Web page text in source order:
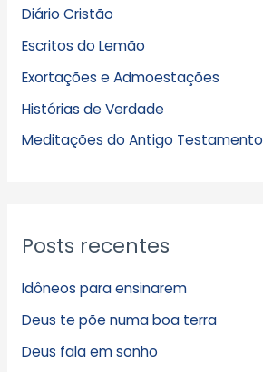
Diário Cristão
Escritos do Lemão
Exortações e Admoestações
Histórias de Verdade
Meditações do Antigo Testamento
Posts recentes
Idôneos para ensinarem
Deus te põe numa boa terra
Deus fala em sonho
i
v
o
s